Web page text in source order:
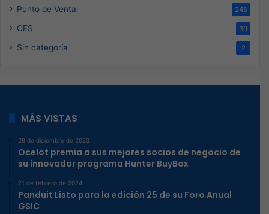
Punto de Venta 245
CES 39
Sin categoría 2
MÁS VISTAS
29 de diciembre de 2023
Ocelot premia a sus mejores socios de negocio de
su innovador programa Hunter BuyBox
21 de febrero de 2024
Panduit Listo para la edición 25 de su Foro Anual
GSIC